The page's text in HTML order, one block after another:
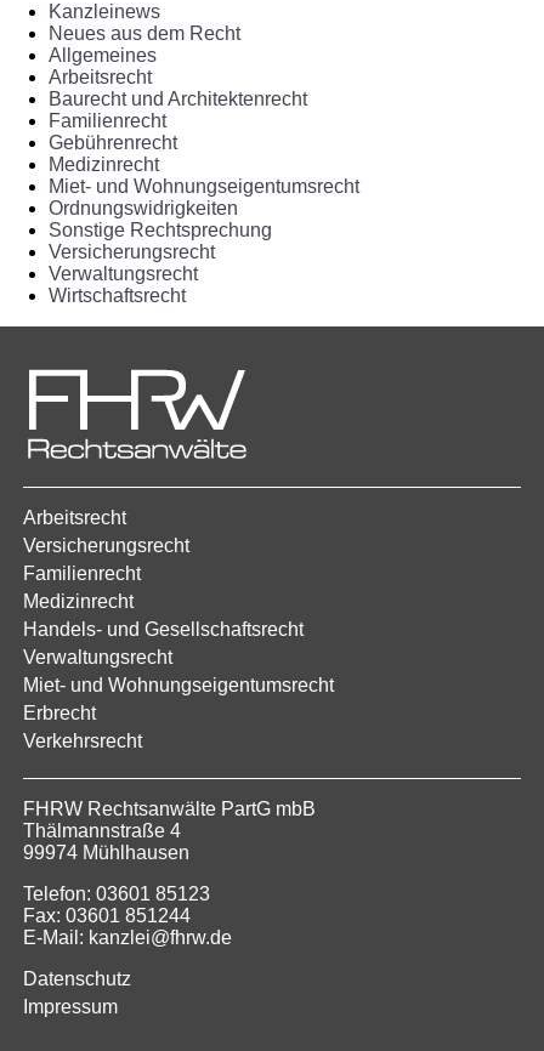
Kanzleinews
Neues aus dem Recht
Allgemeines
Arbeitsrecht
Baurecht und Architektenrecht
Familienrecht
Gebührenrecht
Medizinrecht
Miet- und Wohnungseigentumsrecht
Ordnungswidrigkeiten
Sonstige Rechtsprechung
Versicherungsrecht
Verwaltungsrecht
Wirtschaftsrecht
Arbeitsrecht
Versicherungsrecht
Familienrecht
Medizinrecht
Handels- und Gesellschaftsrecht
Verwaltungsrecht
Miet- und Wohnungseigentumsrecht
Erbrecht
Verkehrsrecht
FHRW Rechtsanwälte PartG mbB
Thälmannstraße 4
99974 Mühlhausen
Telefon: 03601 85123
Fax: 03601 851244
E-Mail: kanzlei@fhrw.de
Datenschutz
Impressum